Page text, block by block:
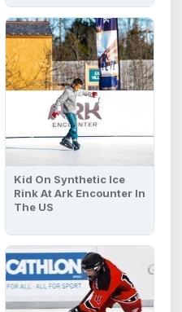
Kid On Synthetic Ice
Rink At Ark Encounter In
The US